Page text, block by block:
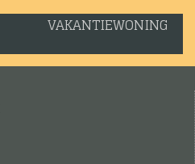
VAKANTIEWONING